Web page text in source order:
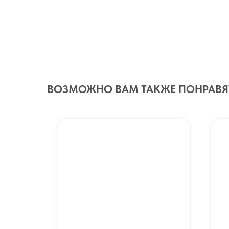
ВОЗМОЖНО ВАМ ТАКЖЕ